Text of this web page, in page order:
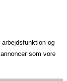
og
som vore